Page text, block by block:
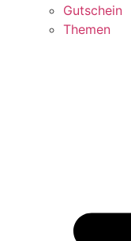
Gutschein
Themen